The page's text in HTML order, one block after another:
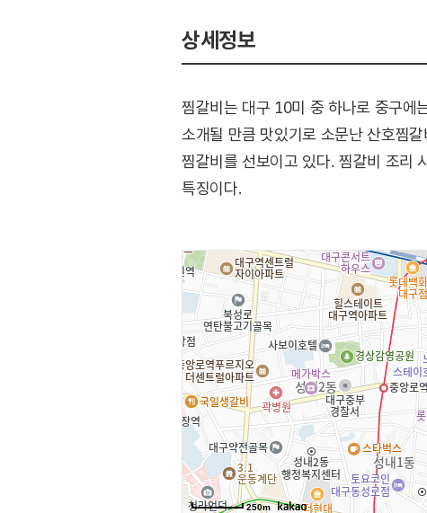
상세정보
찜갈비는 대구 10미 중 하나로 중구에
소개될 만큼 맛있기로 소문난 산호찜
찜갈비를 선보이고 있다. 찜갈비 조리
특징이다.
250m